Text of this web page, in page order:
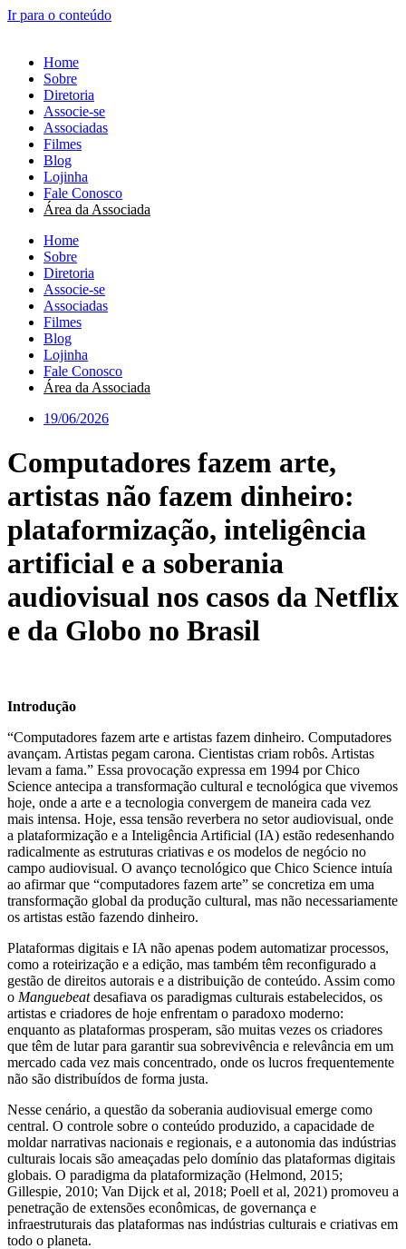
Ir para o conteúdo
Home
Sobre
Diretoria
Associe-se
Associadas
Filmes
Blog
Lojinha
Fale Conosco
Área da Associada
Home
Sobre
Diretoria
Associe-se
Associadas
Filmes
Blog
Lojinha
Fale Conosco
Área da Associada
19/06/2026
Computadores fazem arte,
artistas não fazem dinheiro:
plataformização, inteligência
artificial e a soberania
audiovisual nos casos da Netflix
e da Globo no Brasil
Introdução
“Computadores fazem arte e artistas fazem dinheiro. Computadores
avançam. Artistas pegam carona. Cientistas criam robôs. Artistas
levam a fama.” Essa provocação expressa em 1994 por Chico
Science antecipa a transformação cultural e tecnológica que vivemos
hoje, onde a arte e a tecnologia convergem de maneira cada vez
mais intensa. Hoje, essa tensão reverbera no setor audiovisual, onde
a plataformização e a Inteligência Artificial (IA) estão redesenhando
radicalmente as estruturas criativas e os modelos de negócio no
campo audiovisual. O avanço tecnológico que Chico Science intuía
ao afirmar que “computadores fazem arte” se concretiza em uma
transformação global da produção cultural, mas não necessariamente
os artistas estão fazendo dinheiro.
Plataformas digitais e IA não apenas podem automatizar processos,
como a roteirização e a edição, mas também têm reconfigurado a
gestão de direitos autorais e a distribuição de conteúdo. Assim como
o Manguebeatdesafiava os paradigmas culturais estabelecidos, os
artistas e criadores de hoje enfrentam o paradoxo moderno:
enquanto as plataformas prosperam, são muitas vezes os criadores
que têm de lutar para garantir sua sobrevivência e relevância em um
mercado cada vez mais concentrado, onde os lucros frequentemente
não são distribuídos de forma justa.
Nesse cenário, a questão da soberania audiovisual emerge como
central. O controle sobre o conteúdo produzido, a capacidade de
moldar narrativas nacionais e regionais, e a autonomia das indústrias
culturais locais são ameaçadas pelo domínio das plataformas digitais
globais. O paradigma da plataformização (Helmond, 2015;
Gillespie, 2010; Van Dijck et al, 2018; Poell et al, 2021) promoveu a
penetração de extensões econômicas, de governança e
infraestruturais das plataformas nas indústrias culturais e criativas em
todo o planeta.